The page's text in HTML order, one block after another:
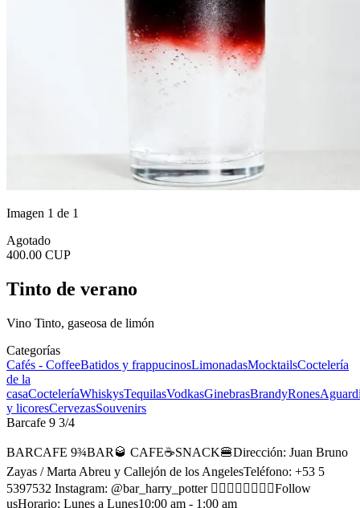
Imagen 1 de 1
Agotado
400.00 CUP
Tinto de verano
Vino Tinto, gaseosa de limón
Categorías
Cafés - CoffeeBatidos y frappucinosLimonadasMocktailsCoctelería
de la
casaCocteleríaWhiskysTequilasVodkasGinebrasBrandyRones
y licoresCervezasSouvenirs
Barcafe 9 3/4
BARCAFE 9¾BAR🥃 CAFE☕SNACK🍔Dirección: Juan Bruno
Zayas / Marta Abreu y Callejón de los AngelesTeléfono: +53 5
5397532 Instagram: @bar_harry_potter 👆🏻👆🏻👆🏻👆🏻Follow
usHorario: Lunes a Lunes10:00 am - 1:00 am